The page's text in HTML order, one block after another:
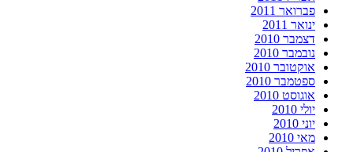
פברואר 2011
ינואר 2011
דצמבר 2010
נובמבר 2010
אוקטובר 2010
ספטמבר 2010
אוגוסט 2010
יולי 2010
יוני 2010
מאי 2010